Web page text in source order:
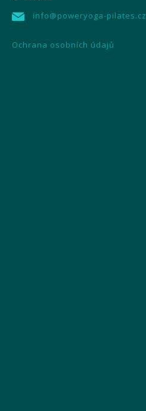
info@poweryoga-pilates.cz
Ochrana osobních údajů